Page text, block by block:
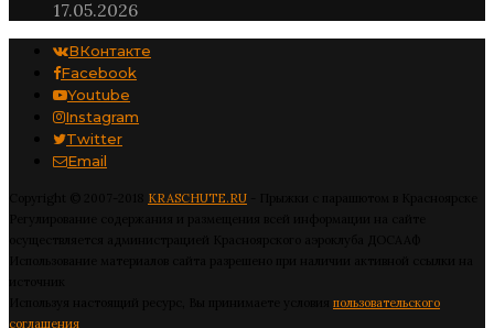
17.05.2026
ВКонтакте
Facebook
Youtube
Instagram
Twitter
Email
KRASCHUTE.RU
пользовательского
соглашения